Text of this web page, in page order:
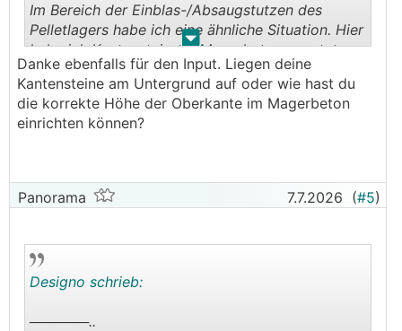
. .
Im Bereich der Einblas-/Absaugstutzen des
Pelletlagers habe ich eine ähnliche Situation. Hier
habe ich Kantensteine in Magerbeton gesetzt
und ein Auflager aus einem verzinkten
Winkeleisen montiert. Darauf liegt ein auf Maß
gefertigter Gitterrost. Das ist die einfachste
Variante. Magerbeton kann man auch liefern
Vom betonieren mit einer Schalung würde ich
optisch sehen Kantesteine (Stärke: 8 cm) m.E.
sehr ansprechend aus.
Danke ebenfalls für den Input. Liegen deine
Kantensteine am Untergrund auf oder wie hast du
die korrekte Höhe der Oberkante im Magerbeton
einrichten können?
Panorama 7.7.2026 (#5)
Designo schrieb:
──────..